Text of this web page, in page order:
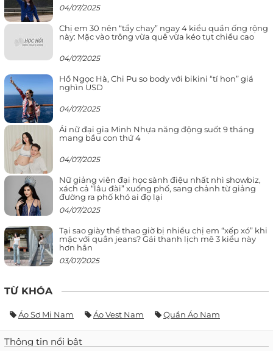
04/07/2025
Chị em 30 nên “tẩy chay” ngay 4 kiểu quần ống rộng
này: Mặc vào trông vừa quê vừa kéo tụt chiều cao
04/07/2025
Hồ Ngọc Hà, Chi Pu so body với bikini “tí hon” giá
nghìn USD
04/07/2025
Ái nữ đại gia Minh Nhựa năng động suốt 9 tháng
mang bầu con thứ 4
04/07/2025
Nữ giảng viên đại học sành điệu nhất nhì showbiz,
xách cả “lâu đài” xuống phố, sang chảnh từ giảng
đường ra phố khó ai đọ lại
04/07/2025
Tại sao giày thể thao giờ bị nhiều chị em “xếp xó” khi
mặc với quần jeans? Gái thanh lịch mê 3 kiểu này
hơn hẳn
03/07/2025
TỪ KHÓA
Áo Sơ Mi Nam Áo Vest Nam Quần Áo Nam
Thông tin nổi bật